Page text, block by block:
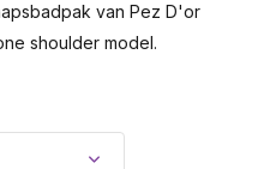
van Pez D'or
shoulder model.